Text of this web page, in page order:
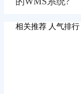
相关推荐 人气排行